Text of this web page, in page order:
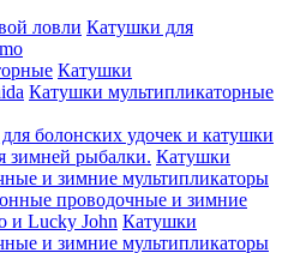
ловли Катушки для
Катушки
Катушки мультипликаторные
болонских удочек и катушки
зимней рыбалки. Катушки
и зимние мультипликаторы
проводочные и зимние
и Lucky John Катушки
и зимние мультипликаторы